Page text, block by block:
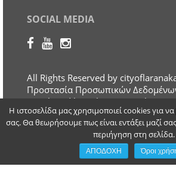
SOCIAL MEDIA
All Rights Reserved by
Προστασία Προσωπικών
Developed by Otherview Web &
Solutions
Η ιστοσελίδα μας χρησιμοποιεί cookies για να
σας. Θα θεωρήσουμε πως είναι εντάξει μαζί
περιήγηση στη σελίδα.
ΑΠΟΔΟΧΗ Όροι